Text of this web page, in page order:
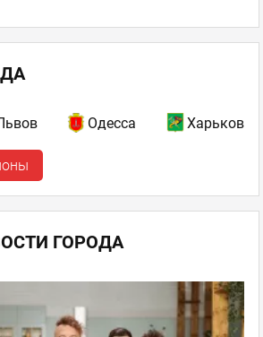
Одесса Харьков
ГОРОДА